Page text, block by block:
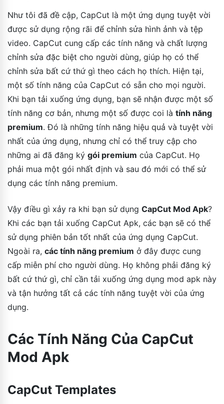
Như tôi đã đề cập, CapCut là một ứng dụng tuyệt vời
được sử dụng rộng rãi để chỉnh sửa hình ảnh và tệp
video. CapCut cung cấp các tính năng và chất lượng
chỉnh sửa đặc biệt cho người dùng, giúp họ có thể
chỉnh sửa bất cứ thứ gì theo cách họ thích. Hiện tại,
một số tính năng của CapCut có sẵn cho mọi người.
Khi bạn tải xuống ứng dụng, bạn sẽ nhận được một số
tính năng cơ bản, nhưng một số được coi là tính năng
premium. Đó là những tính năng hiệu quả và tuyệt vời
nhất của ứng dụng, nhưng chỉ có thể truy cập cho
những ai đã đăng ký gói premium của CapCut. Họ
phải mua một gói nhất định và sau đó mới có thể sử
dụng các tính năng premium.
Vậy điều gì xảy ra khi bạn sử dụng CapCut Mod Apk?
Khi các bạn tải xuống CapCut Apk, các bạn sẽ có thể
sử dụng phiên bản tốt nhất của ứng dụng CapCut.
Ngoài ra, các tính năng premium ở đây được cung
cấp miễn phí cho người dùng. Họ không phải đăng ký
bất cứ thứ gì, chỉ cần tải xuống ứng dụng mod apk này
và tận hưởng tất cả các tính năng tuyệt vời của ứng
dụng.
Các Tính Năng Của CapCut
Mod Apk
CapCut Templates